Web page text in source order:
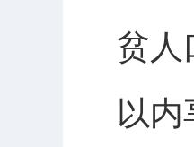
贫人
以内